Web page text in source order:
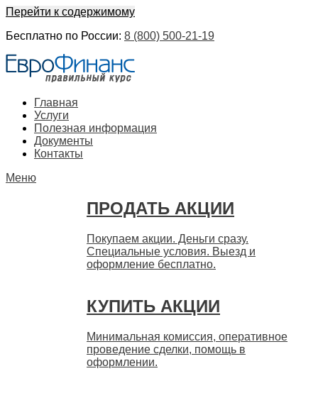
Перейти к содержимому
Бесплатно по России: 8 (800) 500-21-19
ЕвроФинанс
БыстроГлавная
Услуги
Полезная информация
Документы
Контакты
Меню
ПРОДАТЬ АКЦИИ
Покупаем акции. Деньги сразу.
Специальные условия. Выезд и
оформление бесплатно.
КУПИТЬ АКЦИИ
Минимальная комиссия, оперативное
проведение сделки, помощь в
оформлении.